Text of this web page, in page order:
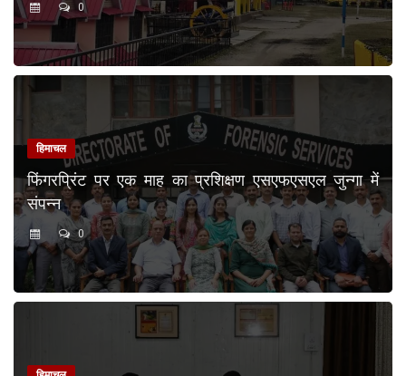
0
हिमाचल
फिंगरप्रिंट पर एक माह का प्रशिक्षण एसएफएसएल जुन्गा में
संपन्न
0